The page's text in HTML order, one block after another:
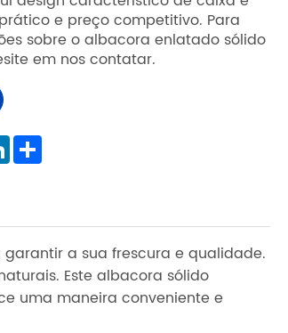
e preço competitivo. Para
sobre o albacora enlatado sólido
em nos contatar.
LinkedInShare
a sua frescura e qualidade.
Este albacora sólido
uma maneira conveniente e